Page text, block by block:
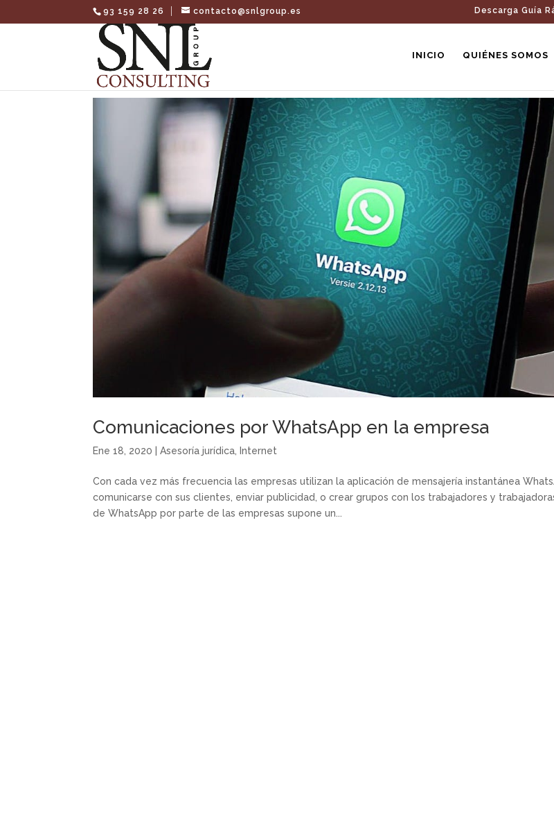
93 159 28 26 contacto@snlgroup.es Descarga Guía
INICIO QUIÉNES SOMOS
Comunicaciones por WhatsApp en la empresa
Ene 18, 2020 |Asesoría jurídica Internet
Con cada vez más frecuencia las empresas utilizan la aplicación de mensajería instantánea
comunicarse con sus clientes, enviar publicidad, o crear grupos con los trabajadores y
de WhatsApp por parte de las empresas supone un...